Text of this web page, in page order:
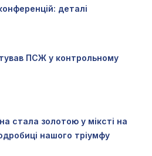
деталі
ПСЖ у контрольному
стала золотою у міксті на
нашого тріумфу